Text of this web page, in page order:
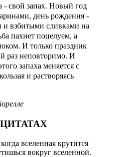
- свой запах. Новый год
день рождения -
взбитыми сливками на
пахнет поцелуем, а
И только праздник
раз неповторимо. И
запаха меняется с
и растворяясь
вселенная крутится
вокруг вселенной.